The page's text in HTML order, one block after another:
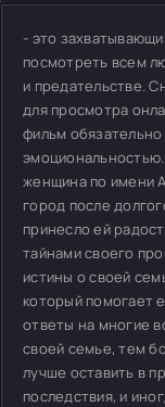
- это
посмотреть всем
и предательстве.
для просмотра
фильм обязательно
женщина по имени
город после
принесло ей
тайнами своего
истины о своей
который помогает
ответы на многие
своей семье, тем
лучше оставить в
последствия, и